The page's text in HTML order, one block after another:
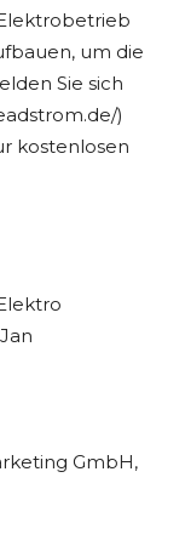
um die
Sie sich
)
kostenlosen
GmbH,